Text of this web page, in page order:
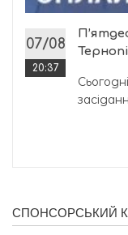
07/08
20:37